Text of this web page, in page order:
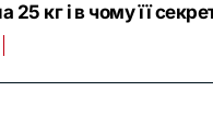
25 кг і в чому її